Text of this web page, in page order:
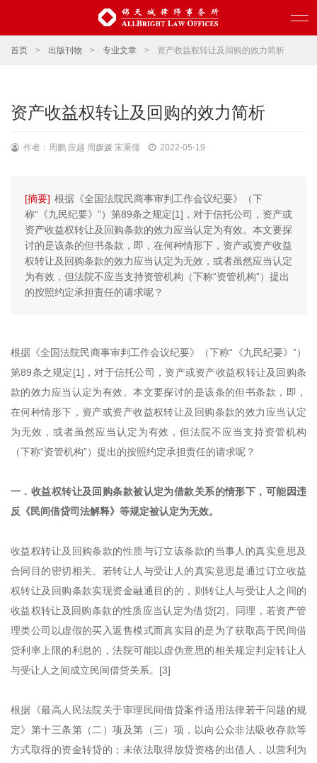
首页 > 出版刊物 > 专业文章 > 资产收益权转让及回购的效力简析
资产收益权转让及回购的效力简析
作者：周鹏 应越 周媛媛 宋秉儒 2022-05-19
[摘要] 根据《全国法院民商事审判工作会议纪要》（下
称“《九民纪要》”）第89条之规定[1]，对于信托公司，资产或
资产收益权转让及回购条款的效力应当认定为有效。本文要探
讨的是该条的但书条款，即，在何种情形下，资产或资产收益
权转让及回购条款的效力应当认定为无效，或者虽然应当认定
为有效，但法院不应当支持资管机构（下称“资管机构”）提出
的按照约定承担责任的请求呢？
根据《全国法院民商事审判工作会议纪要》（下称“《九民纪要》”）
第89条之规定[1]，对于信托公司，资产或资产收益权转让及回购条
款的效力应当认定为有效。本文要探讨的是该条的但书条款，即，
在何种情形下，资产或资产收益权转让及回购条款的效力应当认定
为无效，或者虽然应当认定为有效，但法院不应当支持资管机构
（下称“资管机构”）提出的按照约定承担责任的请求呢？
一．收益权转让及回购条款被认定为借款关系的情形下，可能因违
反《民间借贷司法解释》等规定被认定为无效。
收益权转让及回购条款的性质与订立该条款的当事人的真实意思及
合同目的密切相关。若转让人与受让人的真实意思是通过订立收益
权转让及回购条款实现资金融通目的的，则转让人与受让人之间的
收益权转让及回购条款的性质应当认定为借贷[2]。同理，若资产管
理类公司以虚假的买入返售模式而真实目的是为了获取高于民间借
贷利率上限的利息的，法院可能以虚伪意思的相关规定判定转让人
与受让人之间成立民间借贷关系。[3]
根据《最高人民法院关于审理民间借贷案件适用法律若干问题的规
定》第十三条第（二）项及第（三）项，以向公众非法吸收存款等
方式取得的资金转贷的；未依法取得放贷资格的出借人，以营利为